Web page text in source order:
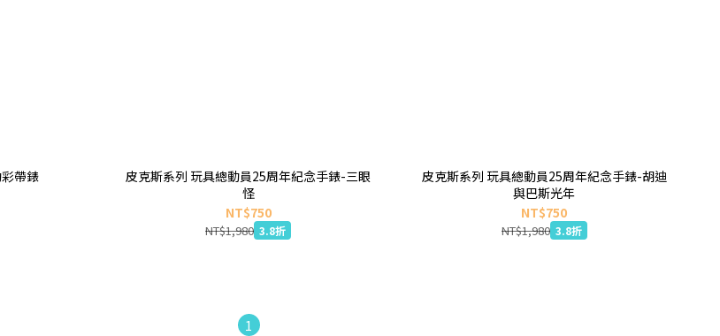
帶錶
皮克斯系列 玩具總動員25周年紀念手錶-三眼
怪
NT$750
NT$1,980 3.8折
皮克斯系列 玩具總動員25周年紀念手錶-胡迪
與巴斯光年
NT$750
NT$1,980 3.8折
1